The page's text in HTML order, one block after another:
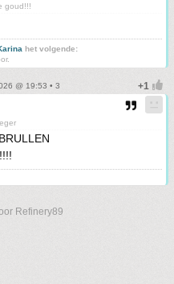
goud!!!
het volgende:
@ 19:53 • 3
Refinery89